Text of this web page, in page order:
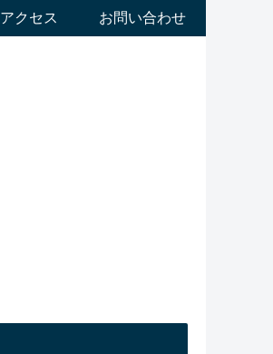
アクセス お問い合わせ